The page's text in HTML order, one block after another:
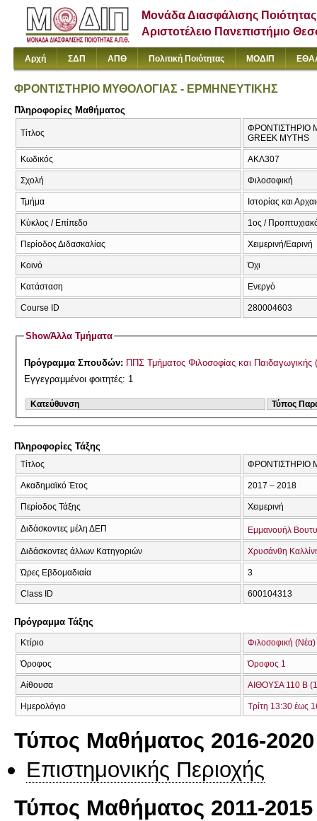
Μονάδα Διασφάλισης Ποιότητας
Αριστοτέλειο Πανεπιστήμιο
Αρχή ΣΔΠ ΑΠΘ Πολιτική Ποιότητας ΜΟΔΙΠ
ΦΡΟΝΤΙΣΤΗΡΙΟ ΜΥΘΟΛΟΓΙΑΣ - ΕΡΜΗΝΕΥΤΙΚΗΣ
Πληροφορίες Μαθήματος
Τίτλος
ΦΡΟΝΤΙΣΤΗΡΙΟ
GREEK MYTHS
Κωδικός ΑΚΛ307
Σχολή Φιλοσοφική
Τμήμα Ιστορίας και
Κύκλος / Επίπεδο 1ος /
Περίοδος Διδασκαλίας Χειμερινή/Εαρινή
Κοινό Όχι
Κατάσταση Ενεργό
Course ID 280004603
ShowΆλλα Τμήματα
Πρόγραμμα Σπουδών: ΠΠΣ Τμήματος Φιλοσοφίας και Παιδαγωγικής
Εγγεγραμμένοι φοιτητές: 1
Κατεύθυνση Τύπος
Πληροφορίες Τάξης
Τίτλος ΦΡΟΝΤΙΣΤΗΡΙΟ
Ακαδημαϊκό Έτος 2017 – 2018
Περίοδος Τάξης Χειμερινή
Διδάσκοντες μέλη ΔΕΠ Εμμανουήλ
Διδάσκοντες άλλων Κατηγοριών Χρυσάνθη
Ώρες Εβδομαδιαία 3
Class ID 600104313
Πρόγραμμα Τάξης
Κτίριο Φιλοσοφική (Νέα)
Όροφος Όροφος 1
Αίθουσα ΑΙΘΟΥΣΑ 110 Β
Ημερολόγιο Τρίτη 13:30 έως
Τύπος Μαθήματος 2016-2020
Επιστημονικής Περιοχής
Τύπος Μαθήματος 2011-2015